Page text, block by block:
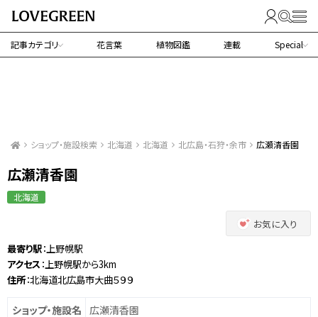
記事カテゴリ 花言葉 植物図鑑 連載 Special
ショップ・施設検索 北海道 北海道 北広島・石狩・余市 広瀬清香園
広瀬清香園
北海道
お気に入り
最寄り駅：上野幌駅
アクセス ：上野幌駅から3km
住所：北海道北広島市大曲５９９
ショップ・施設名 広瀬清香園